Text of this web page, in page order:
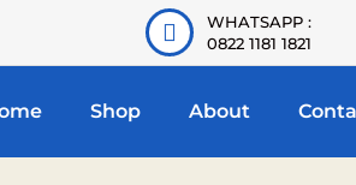
WHATSAPP :
0822 1181 1821
Shop About